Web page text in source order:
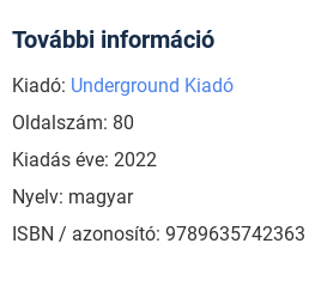
További információ
Kiadó: Underground Kiadó
Oldalszám: 80
Kiadás éve: 2022
Nyelv: magyar
ISBN / azonosító: 9789635742363